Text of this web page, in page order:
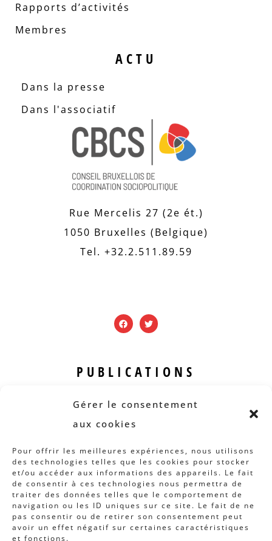
Gérer le consentement
aux cookies
Pour offrir les meilleures expériences, nous utilisons
des technologies telles que les cookies pour stocker
et/ou accéder aux informations des appareils. Le fait
de consentir à ces technologies nous permettra de
traiter des données telles que le comportement de
navigation ou les ID uniques sur ce site. Le fait de ne
pas consentir ou de retirer son consentement peut
avoir un effet négatif sur certaines caractéristiques
et fonctions.
Rapports d’activités
Membres
ACTU
Dans la presse
Dans l'associatif
Rue Mercelis 27 (2e ét.)
1050 Bruxelles (Belgique)
Tel. +32.2.511.89.59
PUBLICATIONS
Revue B.I.S.
Rapports et analyses
Articles
AUTRES INFOS
Actions
Concertation
Archives